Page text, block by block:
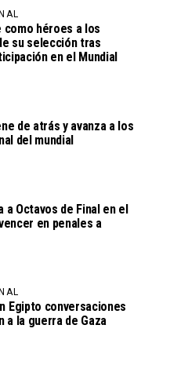
como héroes a los
su selección tras
en el Mundial
de atrás y avanza a los
del mundial
a Octavos de Final en el
en penales a
Egipto conversaciones
a la guerra de Gaza